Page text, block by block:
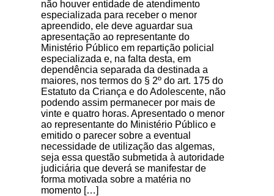
não houver entidade de atendimento
especializada para receber o menor
apreendido, ele deve aguardar sua
apresentação ao representante do
Ministério Público em repartição policial
especializada e, na falta desta, em
dependência separada da destinada a
maiores, nos termos do § 2º do art. 175 do
Estatuto da Criança e do Adolescente, não
podendo assim permanecer por mais de
vinte e quatro horas. Apresentado o menor
ao representante do Ministério Público e
emitido o parecer sobre a eventual
necessidade de utilização das algemas,
seja essa questão submetida à autoridade
judiciária que deverá se manifestar de
forma motivada sobre a matéria no
momento […]